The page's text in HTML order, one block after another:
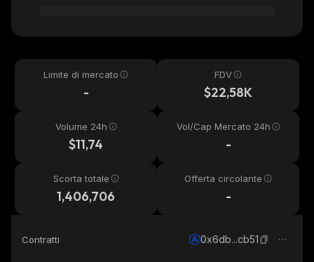
Limite di mercato
-
FDV
$22,58K
Volume 24h
$11,74
Vol/Cap Mercato 24h
-
Scorta totale
1,406,706
Offerta circolante
-
Contratti 0x6db...cb51